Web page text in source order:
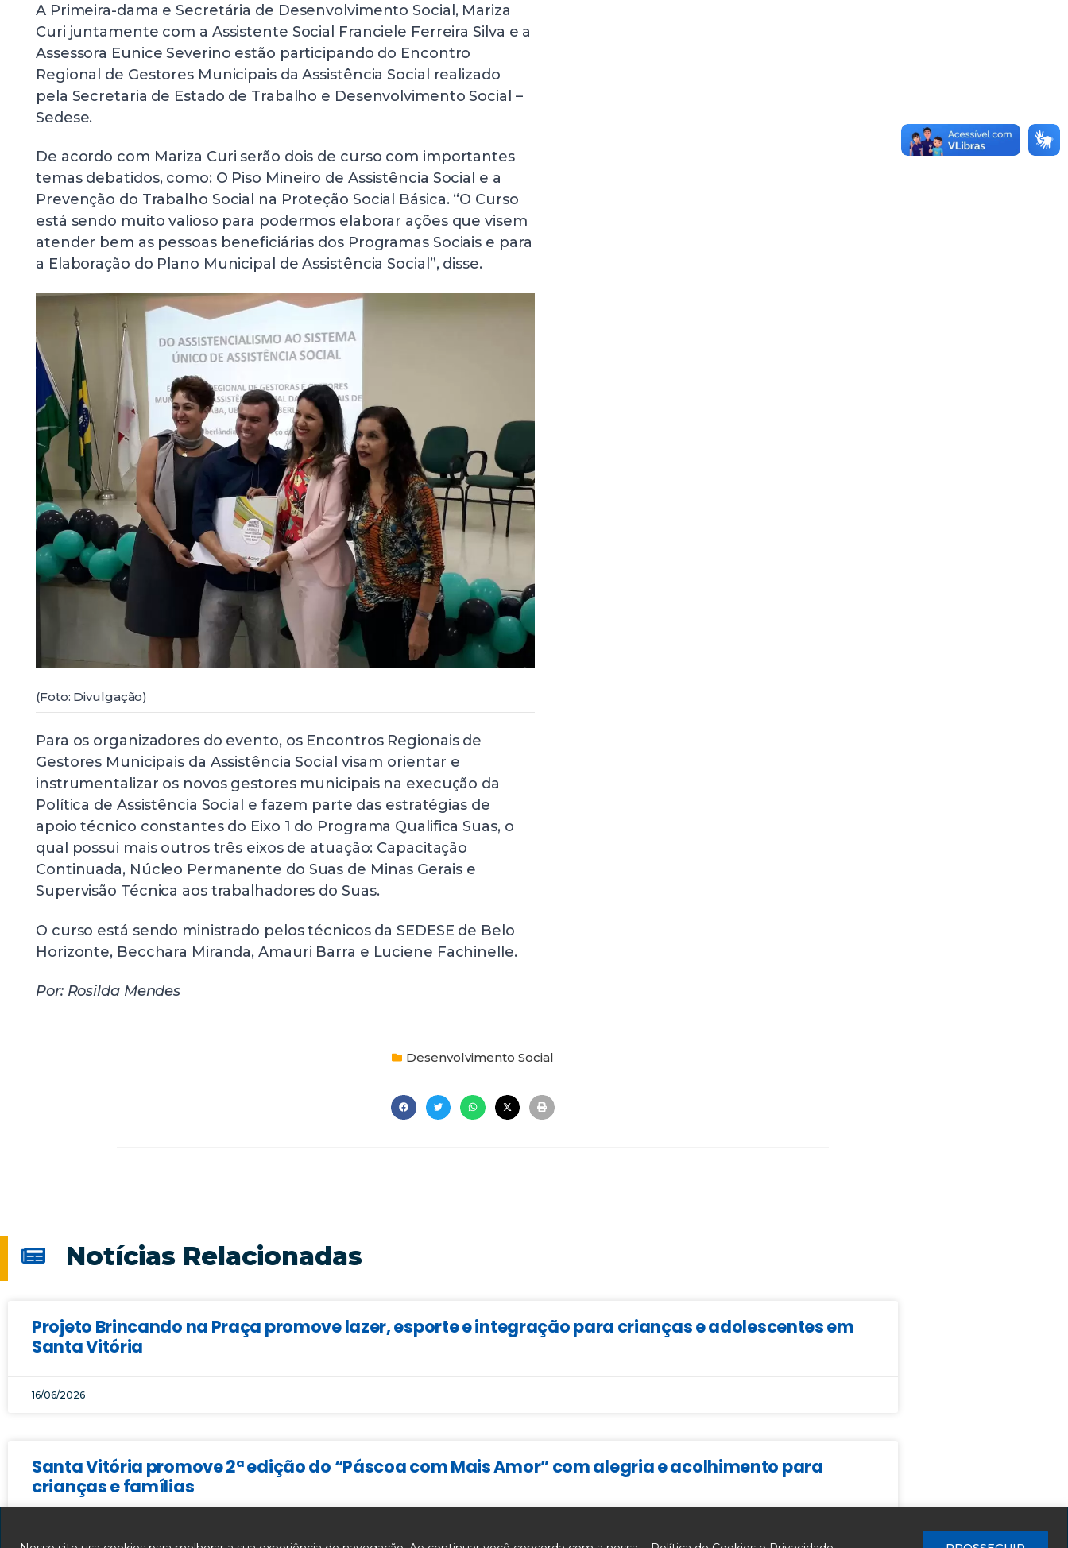
A Primeira-dama e Secretária de Desenvolvimento Social, Mariza
Curi juntamente com a Assistente Social Franciele Ferreira Silva e a
Assessora Eunice Severino estão participando do Encontro
Regional de Gestores Municipais da Assistência Social realizado
pela Secretaria de Estado de Trabalho e Desenvolvimento Social –
Sedese.
De acordo com Mariza Curi serão dois de curso com importantes
temas debatidos, como: O Piso Mineiro de Assistência Social e a
Prevenção do Trabalho Social na Proteção Social Básica. “O Curso
está sendo muito valioso para podermos elaborar ações que visem
atender bem as pessoas beneficiárias dos Programas Sociais e para
a Elaboração do Plano Municipal de Assistência Social”, disse.
(Foto: Divulgação)
Para os organizadores do evento, os Encontros Regionais de
Gestores Municipais da Assistência Social visam orientar e
instrumentalizar os novos gestores municipais na execução da
Política de Assistência Social e fazem parte das estratégias de
apoio técnico constantes do Eixo 1 do Programa Qualifica Suas, o
qual possui mais outros três eixos de atuação: Capacitação
Continuada, Núcleo Permanente do Suas de Minas Gerais e
Supervisão Técnica aos trabalhadores do Suas.
O curso está sendo ministrado pelos técnicos da SEDESE de Belo
Horizonte, Becchara Miranda, Amauri Barra e Luciene Fachinelle.
Por: Rosilda Mendes
Desenvolvimento Social
Notícias Relacionadas
Projeto Brincando na Praça promove lazer, esporte e integração para crianças e adolescentes em
Santa Vitória
16/06/2026
Santa Vitória promove 2ª edição do “Páscoa com Mais Amor” com alegria e acolhimento para
crianças e famílias